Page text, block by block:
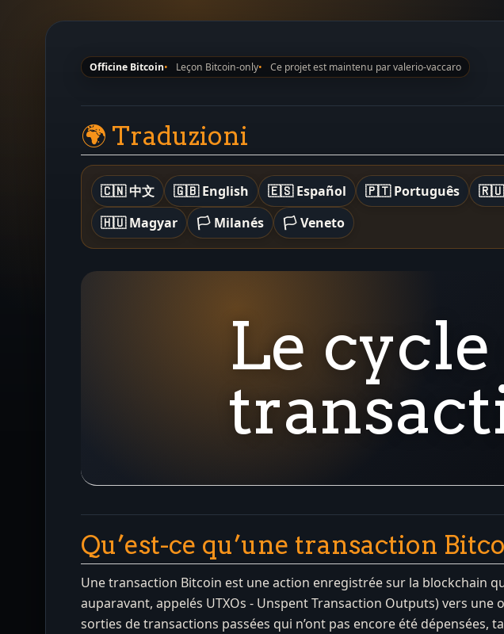
Officine Bitcoin Leçon Bitcoin-only Ce projet est maintenu par valerio-vaccaro
🌍 Traduzioni
🇨🇳 中文 🇬🇧 English 🇪🇸 Español 🇵🇹 Português 🇷🇺
🇭🇺 Magyar
🏳️ Milanés 🏳️ Veneto
Le cycle
Qu’est-ce qu’une transaction
Une transaction Bitcoin est une action enregistrée sur la blockchain
auparavant, appelés UTXOs - Unspent Transaction Outputs) vers
sorties de transactions passées qui n’ont pas encore été dépensées,